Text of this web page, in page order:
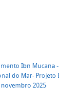
Ibn Mucana
do Mar- Projeto
novembro 2025